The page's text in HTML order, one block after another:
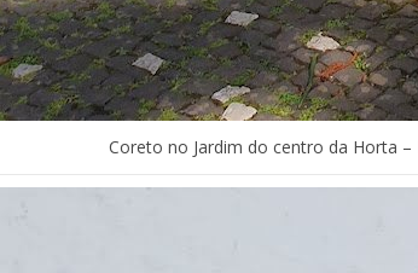
Coreto no Jardim do centro da Horta